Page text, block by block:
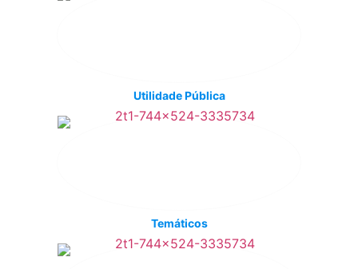
Utilidade Pública
Temáticos